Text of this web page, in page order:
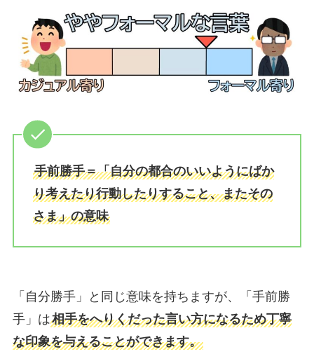
手前勝手＝「自分の都合のいいようにばか
り考えたり行動したりすること、またその
さま」の意味
「自分勝手」と同じ意味を持ちますが、「手前勝
手」は相手をへりくだった言い方になるため丁寧
な印象を与えることができます。